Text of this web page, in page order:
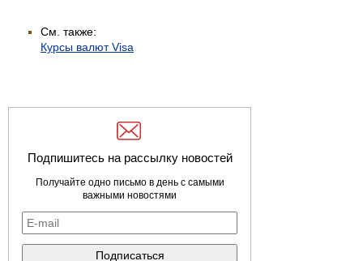
См. также:
Курсы валют Visa
Подпишитесь на рассылку новостей
Получайте одно письмо в день с самыми
важными новостями